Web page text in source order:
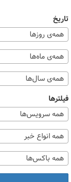
تاریخ
همه‌ی روزها
همه‌ی ماه‌ها
همه‌ی سال‌ها
فیلترها
همه سرویس‌ها
همه انواع خبر
همه باکس‌ها